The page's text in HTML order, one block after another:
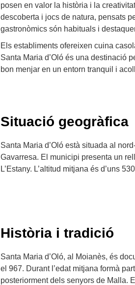
posen en valor la història i la
descoberta i jocs de natura, pensats
gastronòmics són habituals i
Els establiments ofereixen cuina
Santa Maria d’Oló és una destinació
bon menjar en un entorn tranquil i
Situació geogràfica
Santa Maria d’Oló està situada al
Gavarresa. El municipi presenta un
L’Estany. L’altitud mitjana és d’uns
Història i tradició
Santa Maria d’Oló, al Moianès, és
el 967. Durant l’edat mitjana formà
posteriorment dels senyors de Malla.